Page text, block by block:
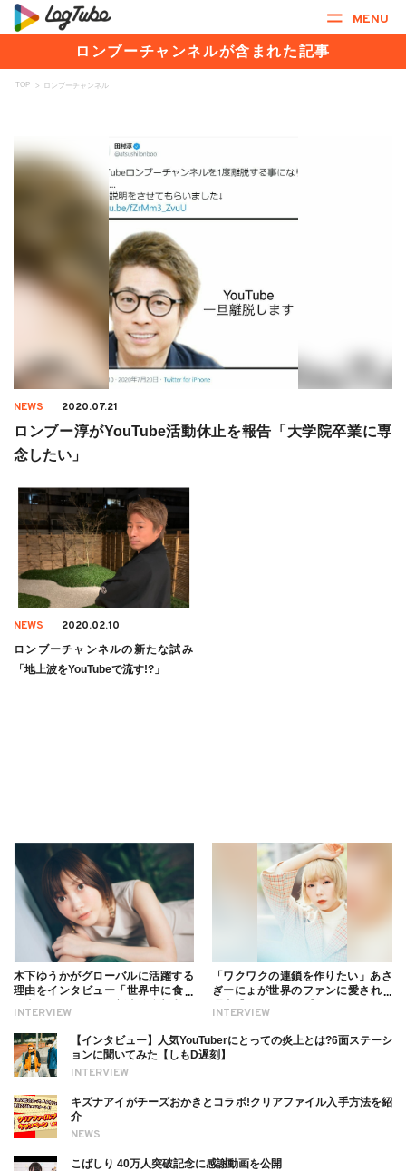
MENU
ロンブーチャンネルが含まれた記事
TOP > ロンブーチャンネル
NEWS 2020.07.21
ロンブー淳がYouTube活動休止を報告「大学院卒業に専
念したい」
NEWS 2020.02.10
ロンブーチャンネルの新たな試み
「地上波をYouTubeで流す!?」
INTERVIEW
木下ゆうかがグローバルに活躍する
理由をインタビュー「世界中に食べ
ついても
INTERVIEW
「ワクワクの連鎖を作りたい」あさ
ぎーにょが世界のファンに愛される
INTERVIEW
【インタビュー】人気YouTuberにとっての炎上とは?6面ステーシ
ョンに聞いてみた【しもD遅刻】
NEWS
キズナアイがチーズおかきとコラボ!クリアファイル入手方法を紹
介
こばしり 40万人突破記念に感謝動画を公開